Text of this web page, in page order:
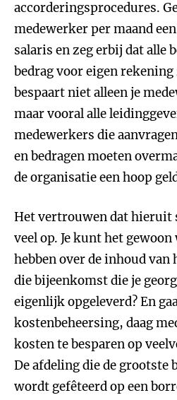
accorderingsprocedures.
medewerker per maand
salaris en zeg erbij dat alle
bedrag voor eigen
bespaart niet alleen je
maar vooral alle
medewerkers die
en bedragen moeten
de organisatie een hoop
Het vertrouwen dat hieruit
veel op. Je kunt het
hebben over de inhoud
die bijeenkomst die je
eigenlijk opgeleverd? En
kostenbeheersing, daag
kosten te besparen op
De afdeling die de grootste
wordt gefêteerd op een